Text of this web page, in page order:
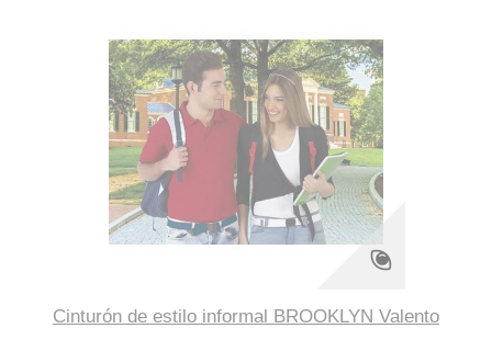
Cinturón de estilo informal BROOKLYN Valento